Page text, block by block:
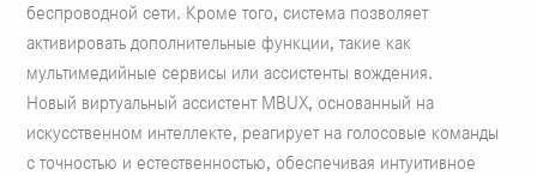
беспроводной сети. Кроме того, система позволяет
активировать дополнительные функции, такие как
мультимедийные сервисы или ассистенты вождения.
Новый виртуальный ассистент MBUX, основанный на
искусственном интеллекте, реагирует на голосовые команды
с точностью и естественностью, обеспечивая интуитивное